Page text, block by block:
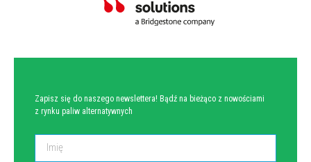
Zapisz się do naszego newslettera! Bądź na bieżąco z nowościami
z rynku paliw alternatywnych